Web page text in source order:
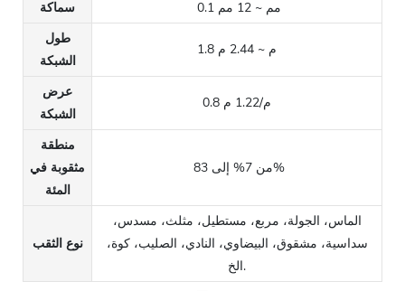
سماكة
0.1 مم ~ 12 مم
طول
الشبكة
1.8 م ~ 2.44 م
عرض
الشبكة
0.8 م/1.22 م
منطقة
مثقوبة في
المئة
من 7% إلى 83%
نوع الثقب
الماس، الجولة، مربع، مستطيل، مثلث، مسدس،
سداسية، مشقوق، البيضاوي، النادي، الصليب، كوة،
الخ.